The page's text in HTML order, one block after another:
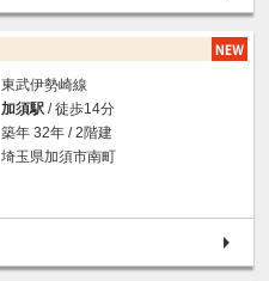
東武伊勢崎線
加須駅 / 徒歩14分
築年 32年 / 2階建
埼玉県加須市南町